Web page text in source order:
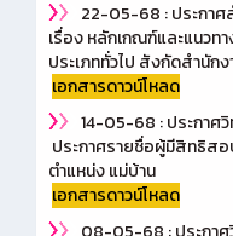
22-05-68 : ประกาศ
เรื่อง หลักเกณฑ์และแนวท
ประเภททั่วไป สังกัดสำนัก
เอกสารดาวน์โหลด
14-05-68 : ประกาศ
ประกาศรายชื่อผู้มีสิทธิสอ
ตำแหน่ง แม่บ้าน
เอกสารดาวน์โหลด